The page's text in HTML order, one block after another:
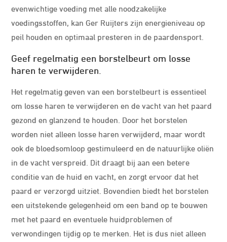
evenwichtige voeding met alle noodzakelijke
voedingsstoffen, kan Ger Ruijters zijn energieniveau op
peil houden en optimaal presteren in de paardensport.
Geef regelmatig een borstelbeurt om losse
haren te verwijderen.
Het regelmatig geven van een borstelbeurt is essentieel
om losse haren te verwijderen en de vacht van het paard
gezond en glanzend te houden. Door het borstelen
worden niet alleen losse haren verwijderd, maar wordt
ook de bloedsomloop gestimuleerd en de natuurlijke oliën
in de vacht verspreid. Dit draagt bij aan een betere
conditie van de huid en vacht, en zorgt ervoor dat het
paard er verzorgd uitziet. Bovendien biedt het borstelen
een uitstekende gelegenheid om een band op te bouwen
met het paard en eventuele huidproblemen of
verwondingen tijdig op te merken. Het is dus niet alleen